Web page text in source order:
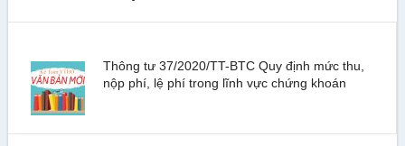
Thông tư 37/2020/TT-BTC Quy định mức thu,
nộp phí, lệ phí trong lĩnh vực chứng khoán